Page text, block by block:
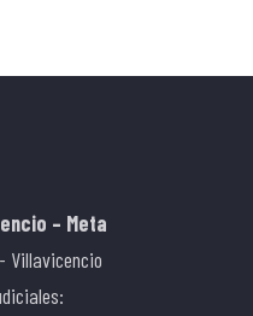
– Meta
Villavicencio